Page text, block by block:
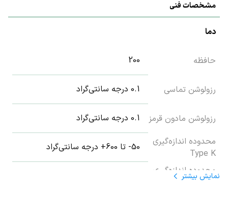
مشخصات فنی
دما
حافظه 200
رزولوشن تماسی 0.1 درجه سانتی‌گراد
رزولوشن مادون قرمز
0.1 درجه سانتی‌گراد
محدوده اندازه‌گیری
Type K
50- تا 600+ درجه سانتی‌گراد
محدوده اندازه‌گیری
مادون قرمز
نمایش بیشتر